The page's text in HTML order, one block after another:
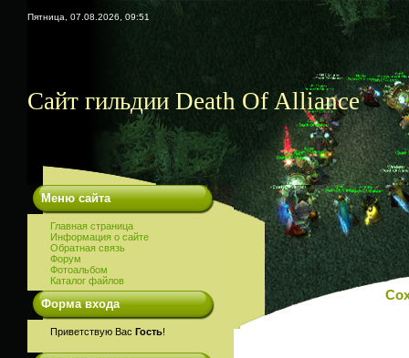
Пятница, 07.08.2026, 09:51
Сайт гильдии Death Of Alliance
Меню сайта
Главная страница
Информация о сайте
Обратная связь
Форум
Фотоальбом
Каталог файлов
Форма входа
Приветствую Вас Гость!